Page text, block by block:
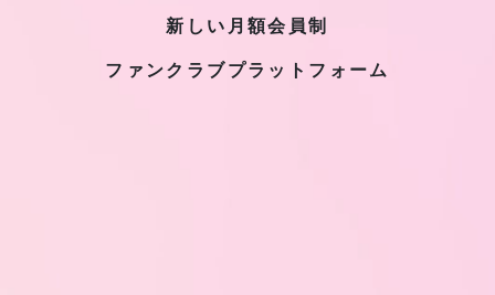
新しい月額会員制
ファンクラブプラットフォーム